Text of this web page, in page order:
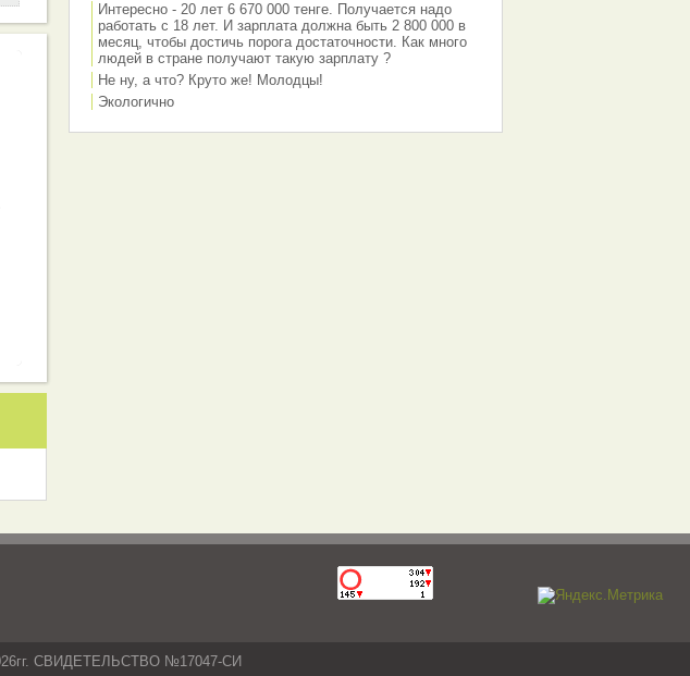
Интересно - 20 лет 6 670 000 тенге. Получается надо
работать с 18 лет. И зарплата должна быть 2 800 000 в
месяц, чтобы достичь порога достаточности. Как много
людей в стране получают такую зарплату ?
Не ну, а что? Круто же! Молодцы!
Экологично
СВИДЕТЕЛЬСТВО №17047-СИ